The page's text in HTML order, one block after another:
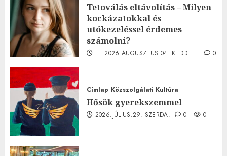
Tetoválás eltávolítás – Milyen
kockázatokkal és
utókezeléssel érdemes
számolni?
2026.AUGUSZTUS.04. KEDD.
0
Címlap Közszolgálati Kultúra
Hősök gyerekszemmel
2026.JÚLIUS.29. SZERDA. 0 0